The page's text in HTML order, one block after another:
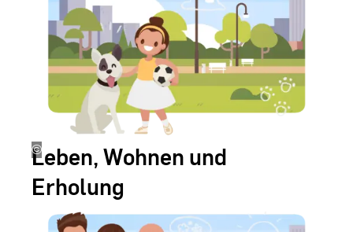
©
erstellt
von
Hiwis
Leben, Wohnen und
Erholung